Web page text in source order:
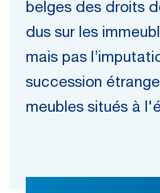
belges des droits
dus sur les
mais pas
succession
meubles situés à